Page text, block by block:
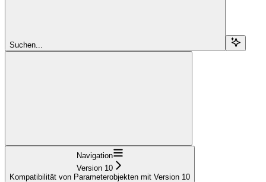
Suchen...
Navigation
Version 10
Kompatibilität von Parameterobjekten mit Version 10